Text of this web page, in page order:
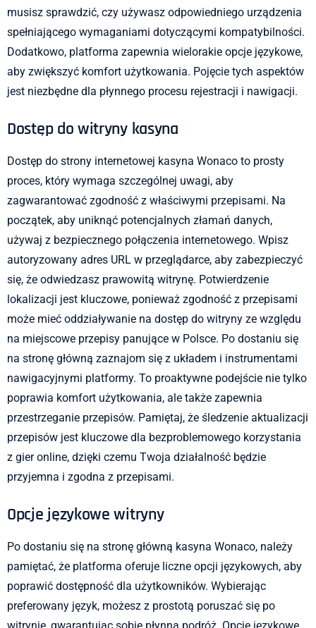
musisz sprawdzić, czy używasz odpowiedniego urządzenia
spełniającego wymaganiami dotyczącymi kompatybilności.
Dodatkowo, platforma zapewnia wielorakie opcje językowe,
aby zwiększyć komfort użytkowania. Pojęcie tych aspektów
jest niezbędne dla płynnego procesu rejestracji i nawigacji.
Dostęp do witryny kasyna
Dostęp do strony internetowej kasyna Wonaco to prosty
proces, który wymaga szczególnej uwagi, aby
zagwarantować zgodność z właściwymi przepisami. Na
początek, aby uniknąć potencjalnych złamań danych,
używaj z bezpiecznego połączenia internetowego. Wpisz
autoryzowany adres URL w przeglądarce, aby zabezpieczyć
się, że odwiedzasz prawowitą witrynę. Potwierdzenie
lokalizacji jest kluczowe, ponieważ zgodność z przepisami
może mieć oddziaływanie na dostęp do witryny ze względu
na miejscowe przepisy panujące w Polsce. Po dostaniu się
na stronę główną zaznajom się z układem i instrumentami
nawigacyjnymi platformy. To proaktywne podejście nie tylko
poprawia komfort użytkowania, ale także zapewnia
przestrzeganie przepisów. Pamiętaj, że śledzenie aktualizacji
przepisów jest kluczowe dla bezproblemowego korzystania
z gier online, dzięki czemu Twoja działalność będzie
przyjemna i zgodna z przepisami.
Opcje językowe witryny
Po dostaniu się na stronę główną kasyna Wonaco, należy
pamiętać, że platforma oferuje liczne opcji językowych, aby
poprawić dostępność dla użytkowników. Wybierając
preferowany język, możesz z prostotą poruszać się po
witrynie, gwarantując sobie płynną podróż. Opcje językowe